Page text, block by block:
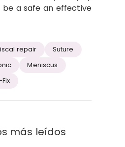
a safe an effective
repair
Suture
Meniscus
más leídos